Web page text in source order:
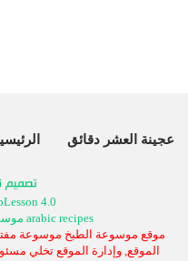
عجينة العشر دقائق
4.0
© 2005 - 2022 موسوعة الطبخ arabic recipes
موقع موسوعة الطبخ موسوعة
الموقع, وإدارة الموقع تخلي